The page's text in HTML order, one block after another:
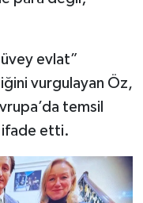
evlat”
vurgulayan Öz,
temsil
ifade etti.